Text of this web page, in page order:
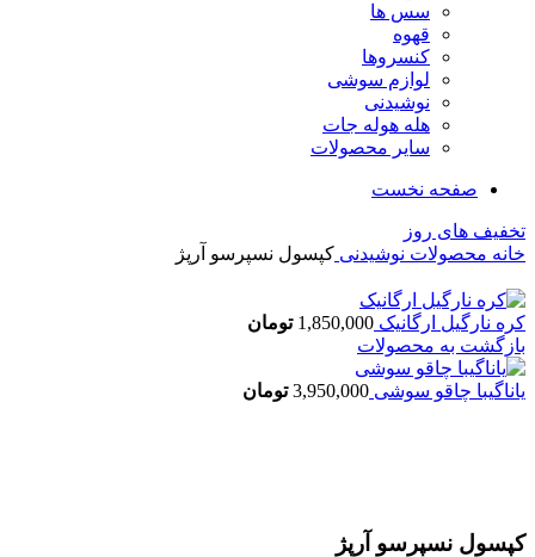
سس ها
قهوه
کنسروها
لوازم سوشی
نوشیدنی
هله هوله جات
سایر محصولات
صفحه نخست
تخفیف های روز
خانه محصولات نوشیدنی کپسول نسپرسو آرپژ
کره نارگیل ارگانیک 1,850,000 تومان
بازگشت به محصولات
یاناگیبا چاقو سوشی 3,950,000 تومان
کپسول نسپرسو آرپژ